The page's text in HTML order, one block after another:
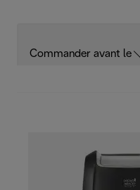
Commander avant le